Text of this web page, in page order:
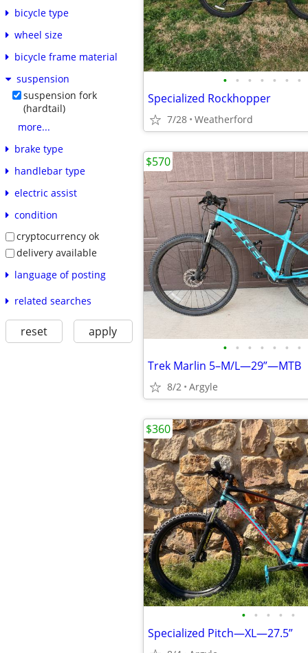
bicycle type
wheel size
bicycle frame material
suspension
suspension fork
(hardtail)
more...
brake type
handlebar type
electric assist
condition
cryptocurrency ok
delivery available
language of posting
related searches
reset apply
• • • • • • •
Specialized Rockhopper
7/28 Weatherford
• • • • • • •
Trek Marlin 5–M/L—29”—MTB
8/2 Argyle
$570
• • • • •
Specialized Pitch—XL—27.5”
$360